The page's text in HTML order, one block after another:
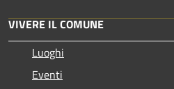
VIVERE IL COMUNE
Luoghi
Eventi